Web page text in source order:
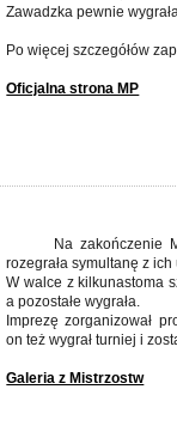
Zawadzka pewnie
Po więcej szczegółów
Oficjalna strona MP
Na zakończenie
rozegrała symultanę z
W walce z kilkunastoma
a pozostałe wygrała.
Imprezę zorganizował
on też wygrał turniej i
Galeria z Mistrzostw